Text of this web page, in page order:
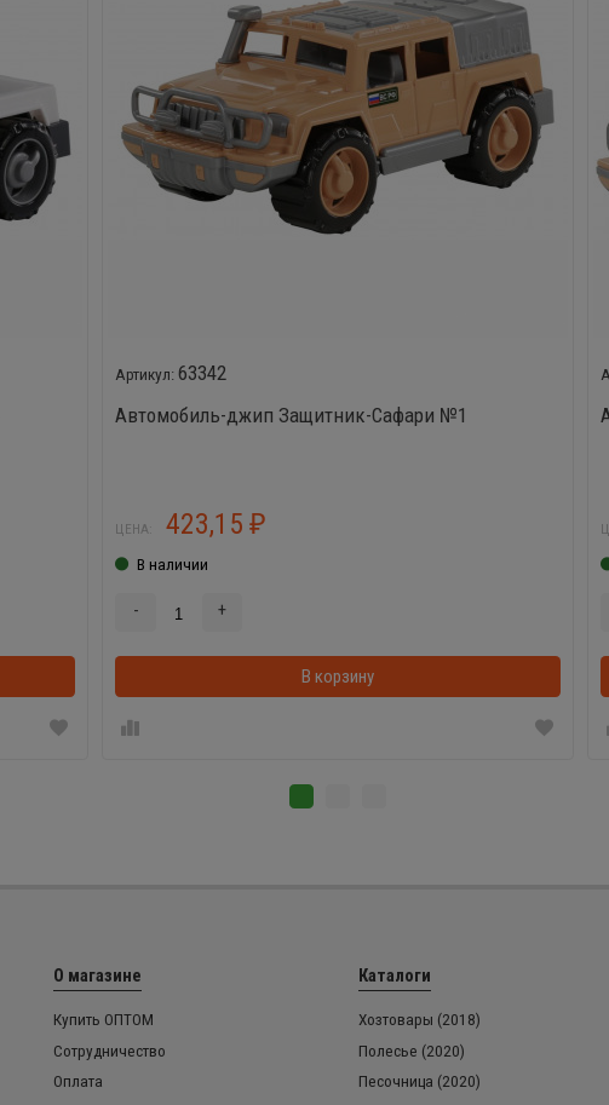
В корзинке
63342
Автомобиль-джип Защитник-Сафари №1
ЦЕНА: 423,15 ₽
В наличии
- +
В корзину
О магазине
Купить ОПТОМ
Сотрудничество
Оплата
Каталоги
Хозтовары (2018)
Полесье (2020)
Песочница (2020)